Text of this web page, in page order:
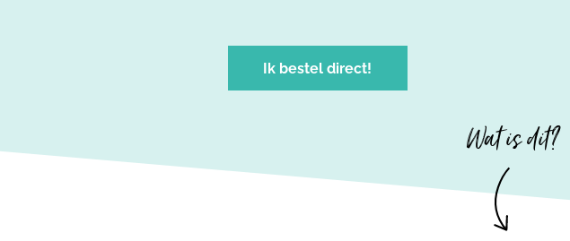
Ik bestel direct!
Wat is dit?